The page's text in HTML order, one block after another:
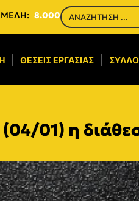
ΜΕΛΗ: 8.000
ΘΈΣΕΙΣ ΕΡΓΑΣΊΑΣ
(04/01) η